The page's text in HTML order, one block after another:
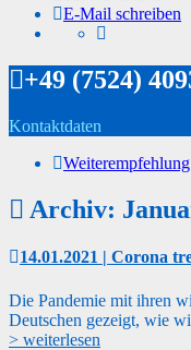
E-Mail schreiben
+49 (7524)
Kontaktdaten
Weiterempfehlung
Archiv:
14.01.2021 | Corona
Die Pandemie mit ihren
Deutschen gezeigt, wie
> weiterlesen